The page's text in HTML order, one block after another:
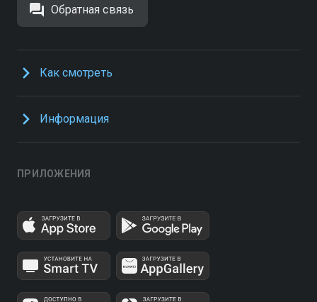
Обратная связь
Как смотреть
Информация
ПРИЛОЖЕНИЯ